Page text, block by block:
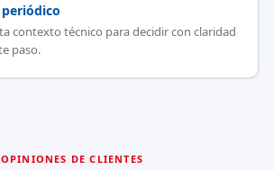
contexto técnico para decidir con claridad
paso.
OPINIONES DE CLIENTES